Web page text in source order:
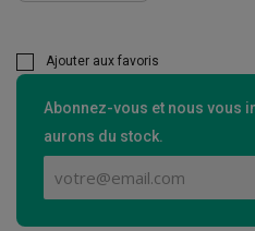
Ajouter aux favoris
Abonnez-vous et nous vous
aurons du stock.